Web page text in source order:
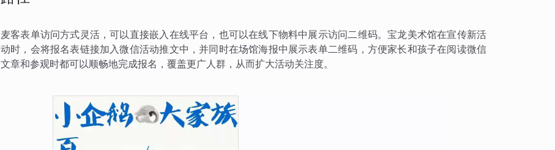
麦客表单访问方式灵活，可以直接嵌入在线平台，也可以在线下物料中展示访问二维码。宝龙美术馆在宣传新活
动时，会将报名表链接加入微信活动推文中，并同时在场馆海报中展示表单二维码，方便家长和孩子在阅读微信
文章和参观时都可以顺畅地完成报名，覆盖更广人群，从而扩大活动关注度。